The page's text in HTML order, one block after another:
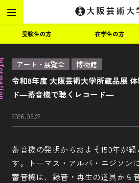
受験生の方 在学生の方
アート・展覧会 博物館
令和8年度 大阪芸術大学所蔵品展
ド―蓄音機で聴くレコード―
2026.05.22
蓄音機の発明からおよそ150年が
す。トーマス・アルバ・エジソン
蓄音機は、録音・再生の道具から